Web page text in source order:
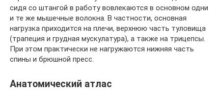
сидя со штангой в работу вовлекаются в основном одни
и те же мышечные волокна. В частности, основная
нагрузка приходится на плечи, верхнюю часть туловища
(трапеция и грудная мускулатура), а также на трицепсы.
При этом практически не нагружаются нижняя часть
спины и брюшной пресс.
Анатомический атлас